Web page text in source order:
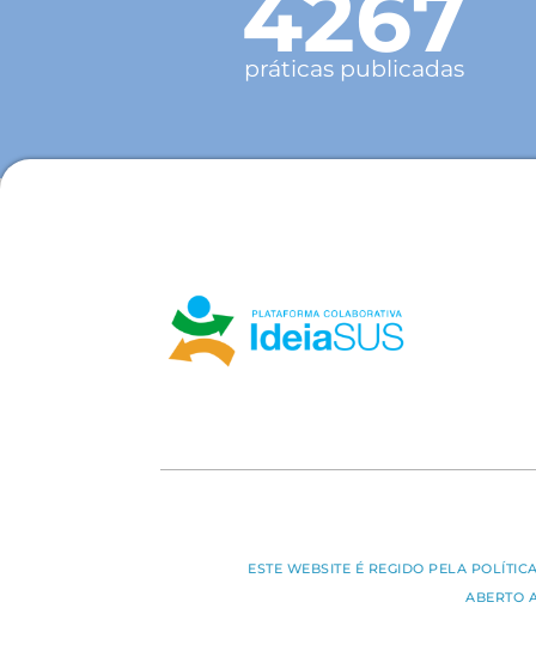
práticas publicadas
ESTE WEBSITE É REGIDO PELA
ABERTO